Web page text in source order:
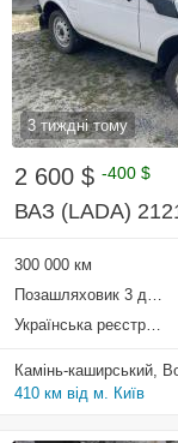
3 тиждні тому
2 600 $ -400 $
ВАЗ (LADA)
300 000 км
Позашляховик 3 двері
Українська реєстрація
Камінь-каширський,
410 км від м. Київ